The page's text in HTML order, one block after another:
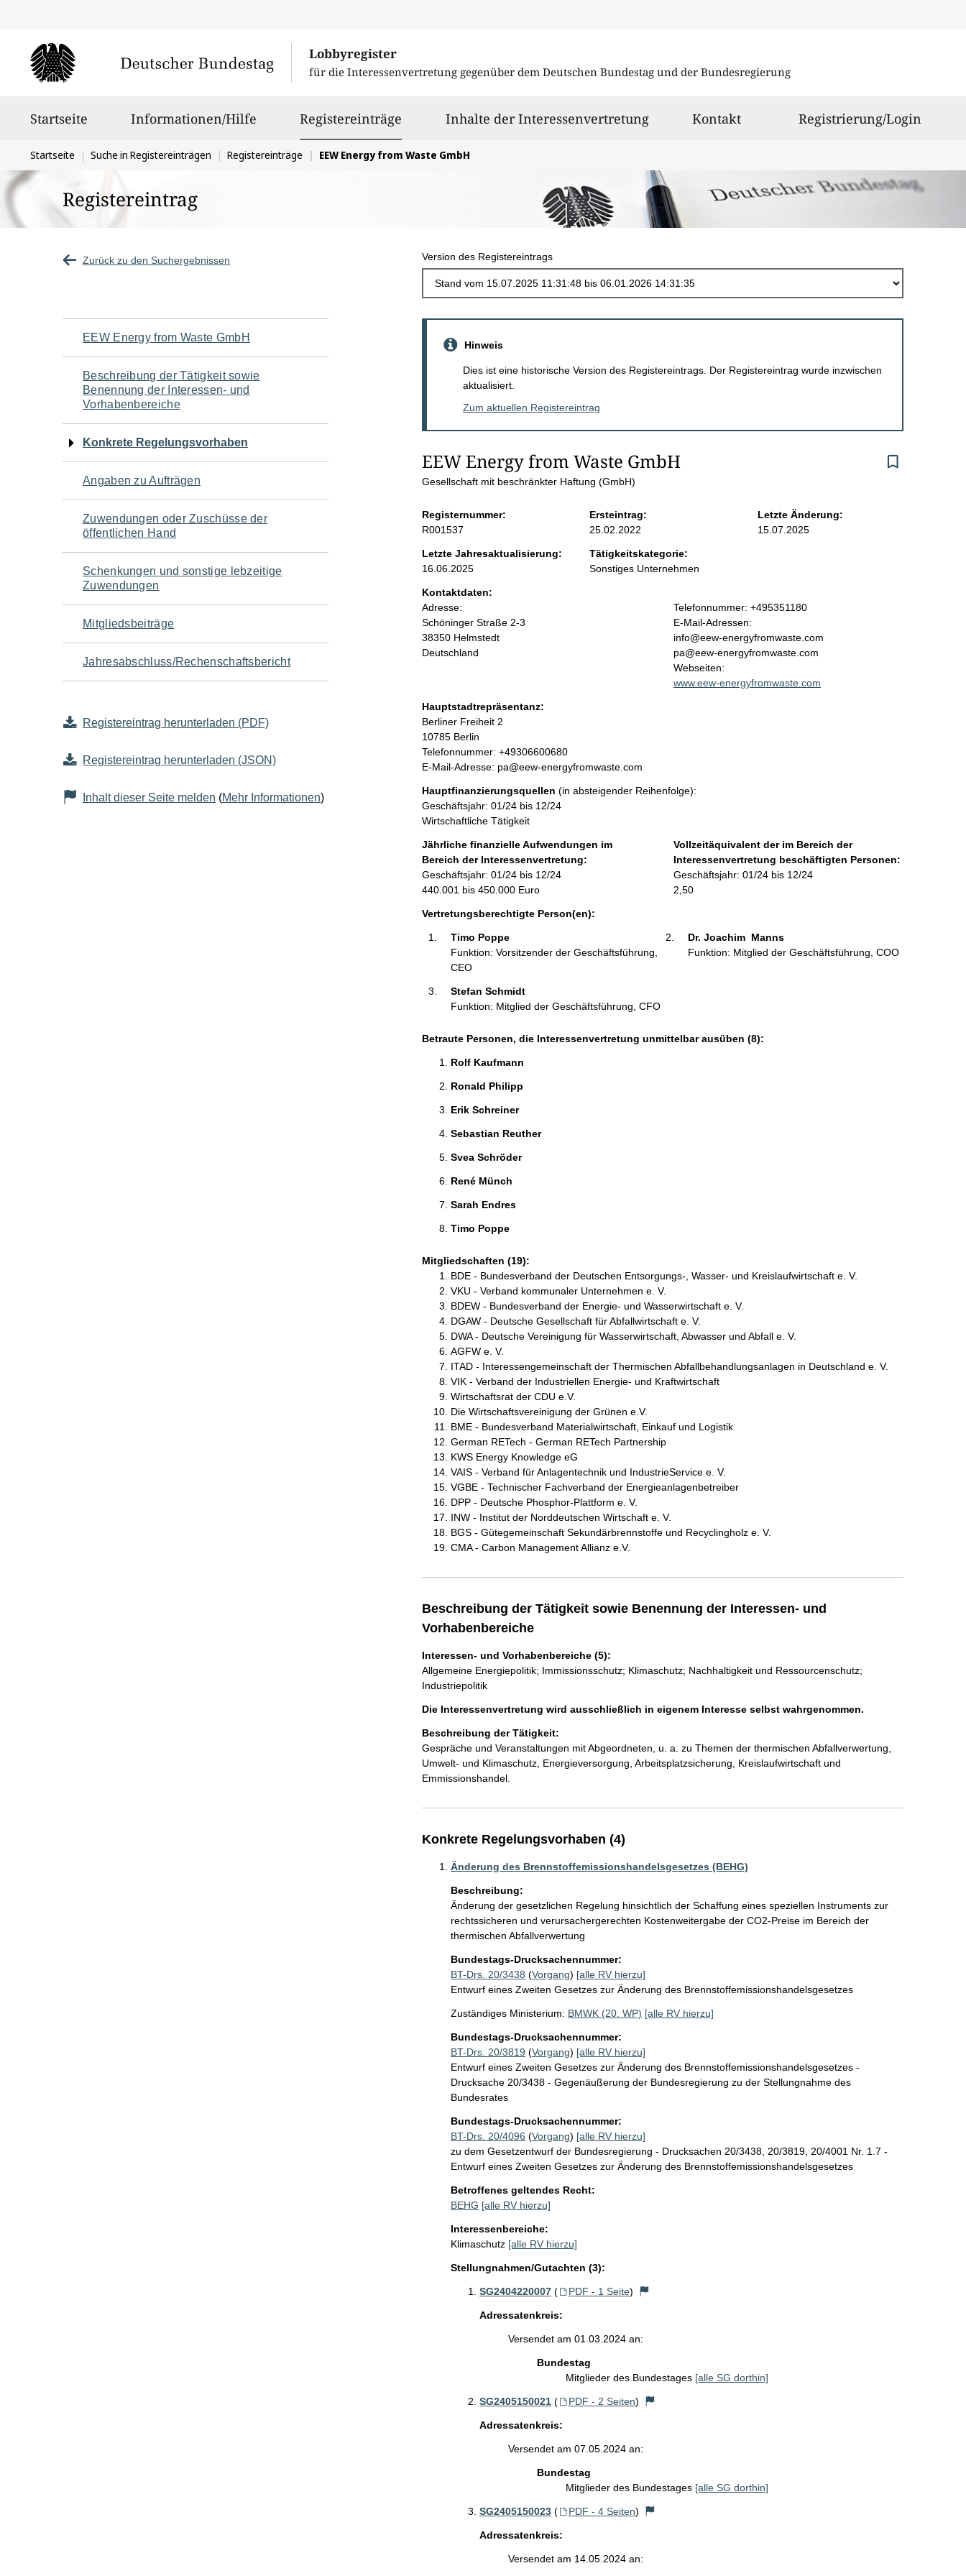
Lobbyregister
für die Interessenvertretung gegenüber dem Deutschen Bundestag und der Bundesregierung
Startseite Informationen/Hilfe Registereinträge ausgewähltInhalte der Interessenvertretung Kontakt Registrierung/Login
Sie
befinden
sich
hier:
Startseite Suche in Registereinträgen Registereinträge EEW Energy from Waste GmbH
Registereintrag
Zurück zu den Suchergebnissen Version des Registereintrags
Navigation
für
den
Seiteninhalt
EEW Energy from Waste GmbH
Beschreibung der Tätigkeit sowie
Benennung der Interessen- und
Vorhabenbereiche
Konkrete Regelungsvorhaben
Angaben zu Aufträgen
Zuwendungen oder Zuschüsse der
öffentlichen Hand
Schenkungen und sonstige lebzeitige
Zuwendungen
Mitgliedsbeiträge
Jahresabschluss/Rechenschaftsbericht
Registereintrag herunterladen (PDF)
Registereintrag herunterladen (JSON)
Inhalt dieser Seite melden (Mehr Informationen)
e
n
i
n
h
a
l
t
Hinweis
Dies ist eine historische Version des Registereintrags. Der Registereintrag wurde inzwischen
aktualisiert.
Zum aktuellen Registereintrag
EEW Energy from Waste GmbH
Gesellschaft mit beschränkter Haftung (GmbH)
Registernummer:
R001537
Ersteintrag:
25.02.2022
Letzte Änderung:
15.07.2025
Letzte Jahresaktualisierung:
16.06.2025
Tätigkeitskategorie:
Sonstiges Unternehmen
Kontaktdaten:
Adresse:
Schöninger Straße 2-3
38350 Helmstedt
Deutschland
K
o
n
t
a
k
m
o
n
e
n
Telefonnummer: +495351180
E-Mail-Adressen:
info@eew-energyfromwaste.com
pa@eew-energyfromwaste.com
Webseiten:
www.eew-energyfromwaste.com
Hauptstadtrepräsentanz:
A
d
r
e
s
e
Berliner Freiheit 2
10785 Berlin
K
o
t
a
k
t
i
n
f
r
m
n
Telefonnummer: +49306600680
E-Mail-Adresse: pa@eew-energyfromwaste.com
Hauptfinanzierungsquellen (in absteigender Reihenfolge):
Geschäftsjahr: 01/24 bis 12/24
Wirtschaftliche Tätigkeit
Jährliche finanzielle Aufwendungen im
Bereich der Interessenvertretung:
Geschäftsjahr: 01/24 bis 12/24
440.001 bis 450.000 Euro
Vollzeitäquivalent der im Bereich der
Interessenvertretung beschäftigten Personen:
Geschäftsjahr: 01/24 bis 12/24
2,50
Vertretungsberechtigte Person(en):
Timo Poppe
Funktion: Vorsitzender der Geschäftsführung,
CEO
Dr. Joachim  Manns
Funktion: Mitglied der Geschäftsführung, COO
Stefan Schmidt
Funktion: Mitglied der Geschäftsführung, CFO
Betraute Personen, die Interessenvertretung unmittelbar ausüben (8):
Rolf Kaufmann
Ronald Philipp
Erik Schreiner
Sebastian Reuther
Svea Schröder
René Münch
Sarah Endres
Timo Poppe
Mitgliedschaften (19):
BDE - Bundesverband der Deutschen Entsorgungs-, Wasser- und Kreislaufwirtschaft e. V.
VKU - Verband kommunaler Unternehmen e. V.
BDEW - Bundesverband der Energie- und Wasserwirtschaft e. V.
DGAW - Deutsche Gesellschaft für Abfallwirtschaft e. V.
DWA - Deutsche Vereinigung für Wasserwirtschaft, Abwasser und Abfall e. V.
AGFW e. V.
ITAD - Interessengemeinschaft der Thermischen Abfallbehandlungsanlagen in Deutschland e. V.
VIK - Verband der Industriellen Energie- und Kraftwirtschaft
Wirtschaftsrat der CDU e.V.
Die Wirtschaftsvereinigung der Grünen e.V.
BME - Bundesverband Materialwirtschaft, Einkauf und Logistik
German RETech - German RETech Partnership
KWS Energy Knowledge eG
VAIS - Verband für Anlagentechnik und IndustrieService e. V.
VGBE - Technischer Fachverband der Energieanlagenbetreiber
DPP - Deutsche Phosphor-Plattform e. V.
INW - Institut der Norddeutschen Wirtschaft e. V.
BGS - Gütegemeinschaft Sekundärbrennstoffe und Recyclingholz e. V.
CMA - Carbon Management Allianz e.V.
Beschreibung der Tätigkeit sowie Benennung der Interessen- und
Vorhabenbereiche
Interessen- und Vorhabenbereiche (5):
Allgemeine Energiepolitik; Immissionsschutz; Klimaschutz; Nachhaltigkeit und Ressourcenschutz;
Industriepolitik
Die Interessenvertretung wird ausschließlich in eigenem Interesse selbst wahrgenommen.
Beschreibung der Tätigkeit:
Gespräche und Veranstaltungen mit Abgeordneten, u. a. zu Themen der thermischen Abfallverwertung,
Umwelt- und Klimaschutz, Energieversorgung, Arbeitsplatzsicherung, Kreislaufwirtschaft und
Emmissionshandel.
Konkrete Regelungsvorhaben (4)
Änderung des Brennstoffemissionshandelsgesetzes (BEHG)
Beschreibung:
Änderung der gesetzlichen Regelung hinsichtlich der Schaffung eines speziellen Instruments zur
rechtssicheren und verursachergerechten Kostenweitergabe der CO2-Preise im Bereich der
thermischen Abfallverwertung
Bundestags-Drucksachennummer:
BT-Drs. 20/3438 (Vorgang) [alle RV hierzu]
Entwurf eines Zweiten Gesetzes zur Änderung des Brennstoffemissionshandelsgesetzes
Zuständiges Ministerium: BMWK (20. WP) [alle RV hierzu]
Bundestags-Drucksachennummer:
BT-Drs. 20/3819 (Vorgang) [alle RV hierzu]
Entwurf eines Zweiten Gesetzes zur Änderung des Brennstoffemissionshandelsgesetzes -
Drucksache 20/3438 - Gegenäußerung der Bundesregierung zu der Stellungnahme des
Bundesrates
Bundestags-Drucksachennummer:
BT-Drs. 20/4096 (Vorgang) [alle RV hierzu]
zu dem Gesetzentwurf der Bundesregierung - Drucksachen 20/3438, 20/3819, 20/4001 Nr. 1.7 -
Entwurf eines Zweiten Gesetzes zur Änderung des Brennstoffemissionshandelsgesetzes
Betroffenes geltendes Recht:
BEHG [alle RV hierzu]
Interessenbereiche:
Klimaschutz [alle RV hierzu]
Stellungnahmen/Gutachten (3):
SG2404220007 ( PDF - 1 Seite)
Adressatenkreis:
Versendet am 01.03.2024 an:
Bundestag
Mitglieder des Bundestages [alle SG dorthin]
SG2405150021 ( PDF - 2 Seiten)
Adressatenkreis:
Versendet am 07.05.2024 an:
Bundestag
Mitglieder des Bundestages [alle SG dorthin]
SG2405150023 ( PDF - 4 Seiten)
Adressatenkreis:
Versendet am 14.05.2024 an: